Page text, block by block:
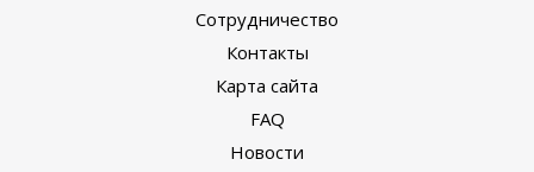
Сотрудничество
Контакты
Карта сайта
FAQ
Новости